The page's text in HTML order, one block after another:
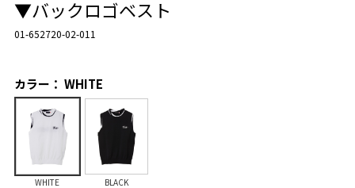
▼バックロゴベスト
01-652720-02-011
カラー： WHITE
WHITE BLACK